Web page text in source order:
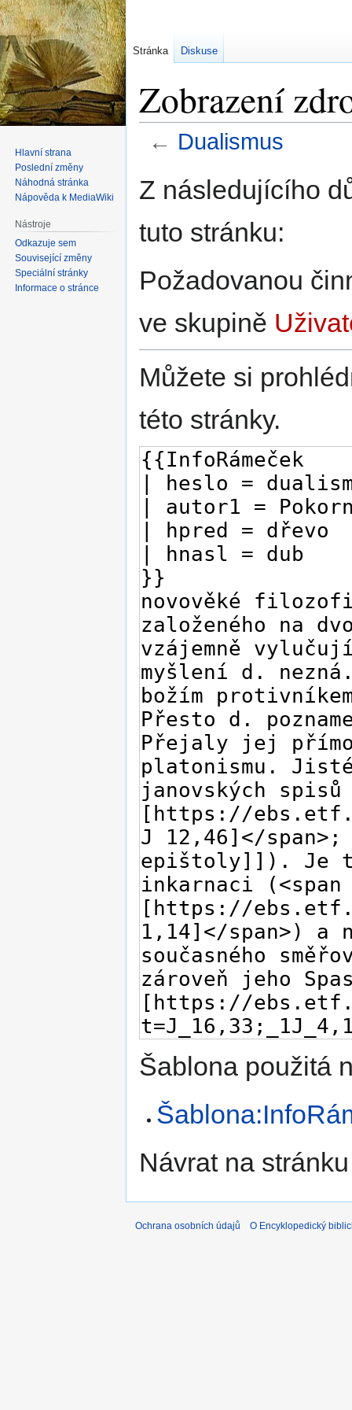
Zobrazení
← Dualismus
na
na
Z následujícího
tuto stránku:
Požadovanou
ve skupině
Můžete si
této stránky.
Šablona použitá
Návrat na stránku
Stránka Diskuse
Hlavní strana
Poslední změny
Náhodná stránka
Nápověda k MediaWiki
Nástroje
Odkazuje sem
Související změny
Speciální stránky
Informace o stránce
Ochrana osobních údajů O Encyklopedický